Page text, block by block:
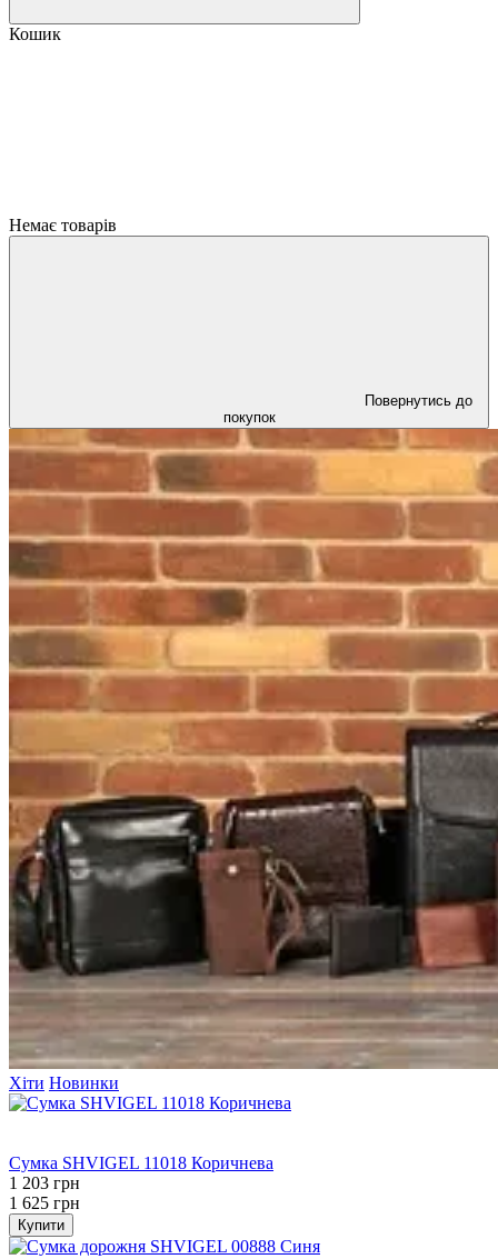
Кошик
Немає товарів
Повернутись до
покупок
Хіти Новинки
Сумка SHVIGEL 11018 Коричнева
1 203 грн
1 625 грн
Купити